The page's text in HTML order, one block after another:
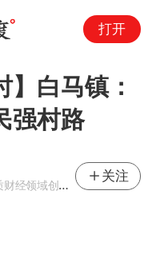
打开
】白马镇：
强村路
经领域创作者
关注